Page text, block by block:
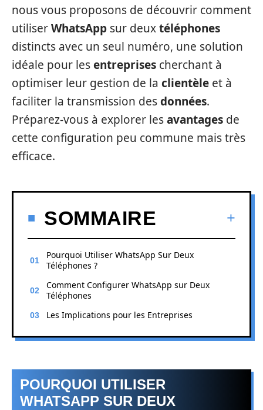
nous vous proposons de découvrir comment
utiliserWhatsApp sur deuxtéléphones
distincts avec un seul numéro, une solution
idéale pour lesentreprises cherchant à
optimiser leur gestion de la clientèle et à
faciliter la transmission desdonnées.
Préparez-vous à explorer lesavantages de
cette configuration peu commune mais très
efficace.
SOMMAIRE
Pourquoi Utiliser WhatsApp Sur Deux
Téléphones ?
Comment Configurer WhatsApp sur Deux
Téléphones
Les Implications pour les Entreprises
POURQUOI UTILISER
WHATSAPP SUR DEUX